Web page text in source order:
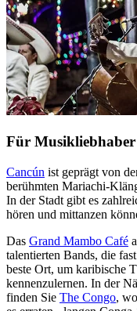
Für Musikliebhaber
Cancún ist geprägt von
berühmten Mariachi-
In der Stadt gibt es
hören und mittanzen
Das Grand Mambo Café
talentierten Bands, die
beste Ort, um karibische
kennenzulernen. In der
finden Sie The Congo,